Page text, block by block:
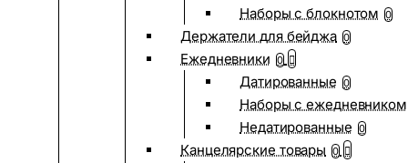
Наборы с блокнотом 0
Держатели для бейджа 0
Ежедневники 0
Датированные 0
Наборы с ежедневником
Недатированные 0
Канцелярские товары 0